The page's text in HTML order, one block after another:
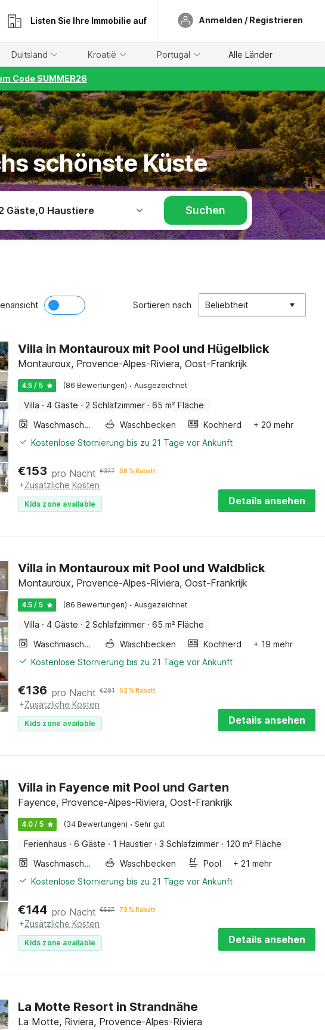
Listen Sie Ihre Immobilie auf Anmelden / Registrieren
Duitsland Kroatië Portugal Alle Länder
Code SUMMER26
schönste Küste
Gäste,0 Haustiere Suchen
Sortieren nach Beliebtheit
Villa in Montauroux mit Pool und Hügelblick
Montauroux, Provence-Alpes-Riviera, Oost-Frankrijk
4.5 / 5 (86 Bewertungen) · Ausgezeichnet
Villa · 4 Gäste · 2 Schlafzimmer · 65 m² Fläche
Waschmaschine
Waschbecken Kochherd
+ 20 mehr
Kostenlose Stornierung bis zu 21 Tage vor Ankunft
€153 pro Nacht €377 58 % Rabatt
+Zusätzliche Kosten
Kids zone available Details ansehen
Villa in Montauroux mit Pool und Waldblick
Montauroux, Provence-Alpes-Riviera, Oost-Frankrijk
4.5 / 5 (86 Bewertungen) · Ausgezeichnet
Villa · 4 Gäste · 2 Schlafzimmer · 65 m² Fläche
Waschmaschine
Waschbecken Kochherd
+ 19 mehr
Kostenlose Stornierung bis zu 21 Tage vor Ankunft
€136 pro Nacht €291 52 % Rabatt
+Zusätzliche Kosten
Kids zone available Details ansehen
Villa in Fayence mit Pool und Garten
Fayence, Provence-Alpes-Riviera, Oost-Frankrijk
4.0 / 5 (34 Bewertungen) · Sehr gut
Ferienhaus · 6 Gäste · 1 Haustier · 3 Schlafzimmer · 120 m² Fläche
Waschmaschine
Waschbecken Pool
+ 21 mehr
Kostenlose Stornierung bis zu 21 Tage vor Ankunft
€144 pro Nacht €537 73 % Rabatt
+Zusätzliche Kosten
Kids zone available Details ansehen
La Motte Resort in Strandnähe
La Motte, Riviera, Provence-Alpes-Riviera